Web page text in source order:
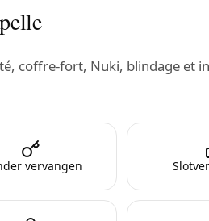
coffre-fort, Nuki, blindage et
vervangen